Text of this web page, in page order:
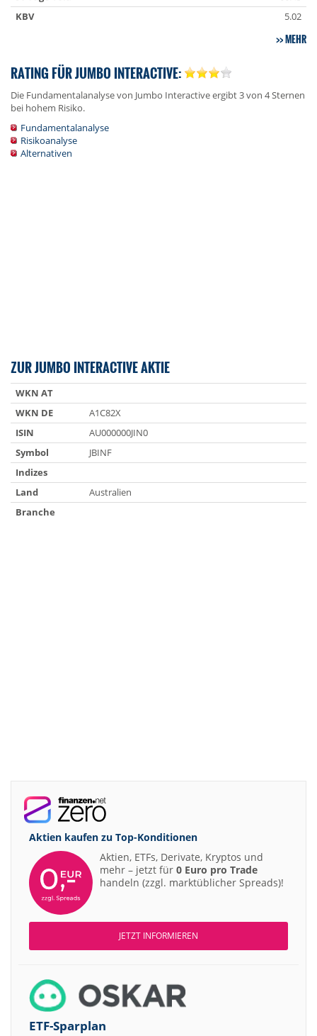
KBV
5.02
MEHR
RATING FÜR JUMBO INTERACTIVE:
Die Fundamentalanalyse von Jumbo Interactive ergibt 3 von 4 Sternen
bei hohem Risiko.
Fundamentalanalyse
Risikoanalyse
Alternativen
ZUR JUMBO INTERACTIVE AKTIE
WKN AT
WKN DE
A1C82X
ISIN
AU000000JIN0
Symbol
JBINF
Indizes
Land
Australien
Branche
Aktien kaufen zu Top-Konditionen
Aktien, ETFs, Derivate, Kryptos und
mehr – jetzt für 0 Euro pro Trade
handeln (zzgl. marktüblicher Spreads)!
JETZT INFORMIEREN
ETF-Sparplan